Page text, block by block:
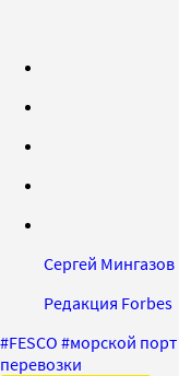
Сергей Мингазов
Редакция Forbes
#FESCO #морской порт
перевозки